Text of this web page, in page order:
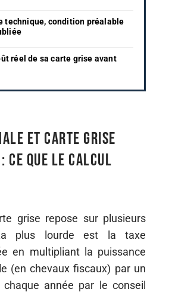
technique, condition préalable
réel de sa carte grise avant
et carte grise
ce que le calcul
grise repose sur plusieurs
plus lourde est la taxe
en multipliant la puissance
(en chevaux fiscaux) par un
année par le conseil